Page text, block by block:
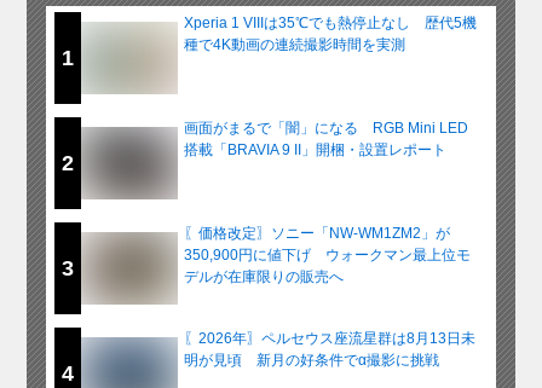
1
Xperia 1 VIIIは35℃でも熱停止なし 歴代5機
種で4K動画の連続撮影時間を実測
2
画面がまるで「闇」になる RGB Mini LED
搭載「BRAVIA 9 II」開梱・設置レポート
3
〖価格改定〗ソニー「NW-WM1ZM2」が
350,900円に値下げ ウォークマン最上位モ
デルが在庫限りの販売へ
4
〖2026年〗ペルセウス座流星群は8月13日未
明が見頃 新月の好条件でα撮影に挑戦